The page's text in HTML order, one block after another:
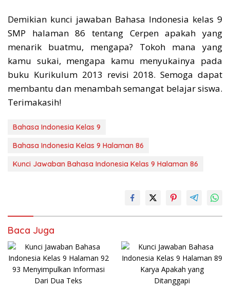
Demikian kunci jawaban Bahasa Indonesia kelas 9
SMP halaman 86 tentang Cerpen apakah yang
menarik buatmu, mengapa? Tokoh mana yang
kamu sukai, mengapa kamu menyukainya pada
buku Kurikulum 2013 revisi 2018. Semoga dapat
membantu dan menambah semangat belajar siswa.
Terimakasih!
Bahasa Indonesia Kelas 9
Bahasa Indonesia Kelas 9 Halaman 86
Kunci Jawaban Bahasa Indonesia Kelas 9 Halaman 86
Baca Juga